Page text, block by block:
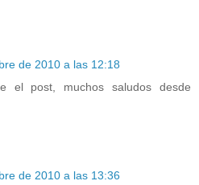
de 2010 a las 12:18
el post, muchos saludos desde
de 2010 a las 13:36